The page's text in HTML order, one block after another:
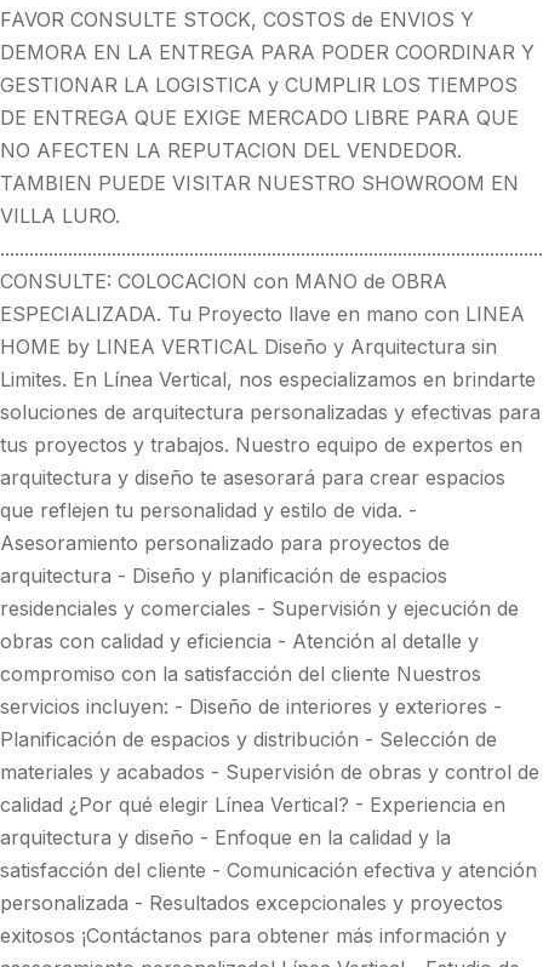
FAVOR CONSULTE STOCK, COSTOS de ENVIOS Y
DEMORA EN LA ENTREGA PARA PODER COORDINAR Y
GESTIONAR LA LOGISTICA y CUMPLIR LOS TIEMPOS
DE ENTREGA QUE EXIGE MERCADO LIBRE PARA QUE
NO AFECTEN LA REPUTACION DEL VENDEDOR.
TAMBIEN PUEDE VISITAR NUESTRO SHOWROOM EN
VILLA LURO.
CONSULTE: COLOCACION con MANO de OBRA
ESPECIALIZADA. Tu Proyecto llave en mano con LINEA
HOME by LINEA VERTICAL Diseño y Arquitectura sin
Limites. En Línea Vertical, nos especializamos en brindarte
soluciones de arquitectura personalizadas y efectivas para
tus proyectos y trabajos. Nuestro equipo de expertos en
arquitectura y diseño te asesorará para crear espacios
que reflejen tu personalidad y estilo de vida. -
Asesoramiento personalizado para proyectos de
arquitectura - Diseño y planificación de espacios
residenciales y comerciales - Supervisión y ejecución de
obras con calidad y eficiencia - Atención al detalle y
compromiso con la satisfacción del cliente Nuestros
servicios incluyen: - Diseño de interiores y exteriores -
Planificación de espacios y distribución - Selección de
materiales y acabados - Supervisión de obras y control de
calidad ¿Por qué elegir Línea Vertical? - Experiencia en
arquitectura y diseño - Enfoque en la calidad y la
satisfacción del cliente - Comunicación efectiva y atención
personalizada - Resultados excepcionales y proyectos
exitosos ¡Contáctanos para obtener más información y